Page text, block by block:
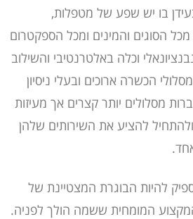
בו יש שפע של מטפלות,
הסוגים והמינים ומכל הספקטרום
וכלה באלטרנטיבי והשילוב
הכשרה ארוכים ובעלי ניסיון
מסלולים יותר קצרים אך מעיזות
להציע את השירותים שלהן
להיות הבוגרת המצטיינת של
המומחית ששמה הולך לפניה.